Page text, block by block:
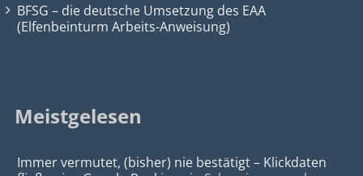
BFSG – die deutsche Umsetzung des EAA
(Elfenbeinturm Arbeits-Anweisung)
Meistgelesen
Immer vermutet, (bisher) nie bestätigt – Klickdaten